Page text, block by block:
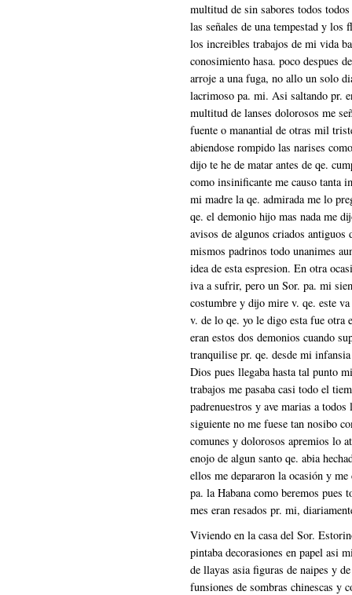
multitud de sin sabores todos
las señales de una tempestad y los
los increibles trabajos de mi vida
conosimiento hasa. poco despues
arroje a una fuga, no allo un solo
lacrimoso pa. mi. Asi saltando pr.
multitud de lanses dolorosos me
fuente o manantial de otras mil
abiendose rompido las narises
dijo te he de matar antes de qe.
como insinificante me causo tanta
mi madre la qe. admirada me lo
qe. el demonio hijo mas nada me
avisos de algunos criados antiguos
mismos padrinos todo unanimes
idea de esta espresion. En otra
iva a sufrir, pero un Sor. pa. mi
costumbre y dijo mire v. qe. este
v. de lo qe. yo le digo esta fue otra
eran estos dos demonios cuando
tranquilise pr. qe. desde mi
Dios pues llegaba hasta tal punto
trabajos me pasaba casi todo el
padrenuestros y ave marias a
siguiente no me fuese tan nosibo
comunes y dolorosos apremios lo
enojo de algun santo qe. abia
ellos me depararon la ocasión y
pa. la Habana como beremos pues
mes eran resados pr. mi,
Viviendo en la casa del Sor.
pintaba decorasiones en papel asi
de llayas asia figuras de naipes y
funsiones de sombras chinescas y